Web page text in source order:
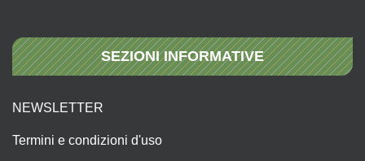
SEZIONI INFORMATIVE
NEWSLETTER
Termini e condizioni d'uso